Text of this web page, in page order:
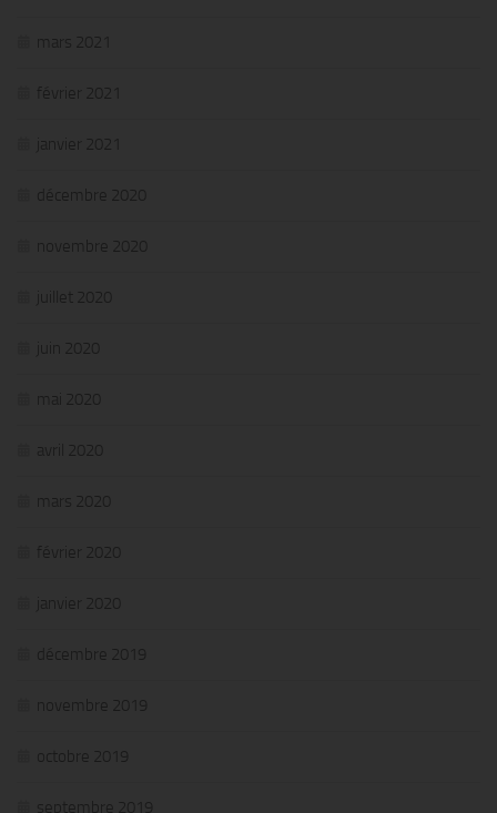
mars 2021
février 2021
janvier 2021
décembre 2020
novembre 2020
juillet 2020
juin 2020
mai 2020
avril 2020
mars 2020
février 2020
janvier 2020
décembre 2019
novembre 2019
octobre 2019
septembre 2019